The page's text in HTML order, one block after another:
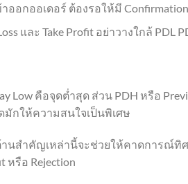
าออกออเดอร์ ต้องรอให้มี
และ Take Profit อย่าวางใกล้
Low คือจุดต่ำสุด ส่วน PDH หรือ
มักให้ความสนใจเป็นพิเศษ
นสำคัญเหล่านี้จะช่วยให้คาดการณ์ทิ
หรือ Rejection